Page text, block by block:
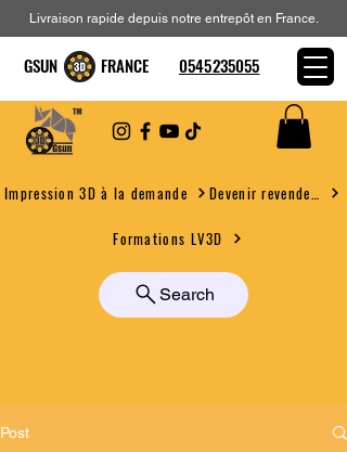
Impression 3D à la demande
Formations LV3D
Search
Livraison rapide depuis notre entrepôt en France.
GSUN FRANCE 0545235055
Post